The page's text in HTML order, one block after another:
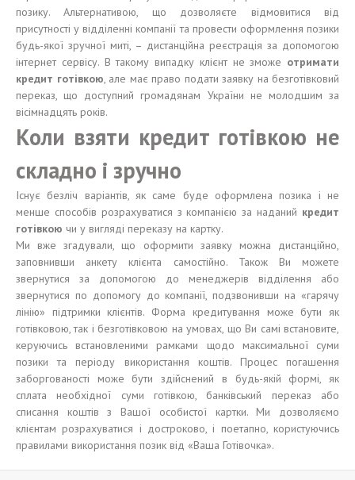
позику. Альтернативою, що дозволяєте відмовитися від
присутності у відділенні компанії та провести оформлення позики
будь-якої зручної миті, – дистанційна реєстрація за допомогою
інтернет сервісу. В такому випадку клієнт не зможе отримати
кредит готівкою, але має право подати заявку на безготівковий
переказ, що доступний громадянам України не молодшим за
вісімнадцять років.
Коли взяти кредит готівкою не
складно і зручно
Існує безліч варіантів, як саме буде оформлена позика і не
менше способів розрахуватися з компанією за наданий кредит
готівкою чи у вигляді переказу на картку.
Ми вже згадували, що оформити заявку можна дистанційно,
заповнивши анкету клієнта самостійно. Також Ви можете
звернутися за допомогою до менеджерів відділення або
звернутися по допомогу до компанії, подзвонивши на «гарячу
лінію» підтримки клієнтів. Форма кредитування може бути як
готівковою, так і безготівковою на умовах, що Ви самі встановите,
керуючись встановленими рамками щодо максимальної суми
позики та періоду використання коштів. Процес погашення
заборгованості може бути здійснений в будь-якій формі, як
сплата необхідної суми готівкою, банківський переказ або
списання коштів з Вашої особистої картки. Ми дозволяємо
клієнтам розрахуватися і достроково, і поетапно, користуючись
правилами використання позик від «Ваша Готівочка».